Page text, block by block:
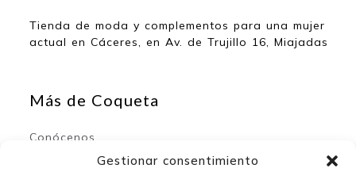
Gestionar consentimiento
Tienda de moda y complementos para una mujer
actual en Cáceres, en Av. de Trujillo 16, Miajadas
Más de Coqueta
Conócenos